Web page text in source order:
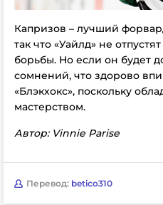
Капризов – лучший
так что «Уайлд» не
борьбы. Но если он будет
сомнений, что здорово
«Блэкхокс», поскольку
мастерством.
Автор: Vinnie Parise
Перевод: betico310